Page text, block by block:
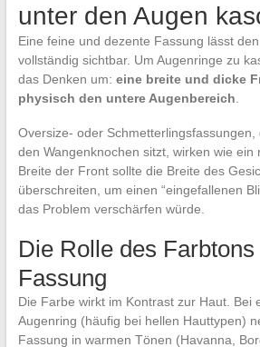
unter den Augen
Eine feine und dezente Fassung lässt
vollständig sichtbar. Um Augenringe zu
das Denken um: eine breite und dicke
physisch den untere Augenbereich.
Oversize- oder
den Wangenknochen sitzt, wirken wie ein
Breite der Front sollte die Breite des
überschreiten, um einen “eingefallenen
das Problem verschärfen würde.
Die Rolle des Farbtons
Fassung
Die Farbe wirkt im Kontrast zur Haut. Bei
Augenring (häufig bei hellen Hauttypen)
Fassung in warmen Tönen (Havanna,